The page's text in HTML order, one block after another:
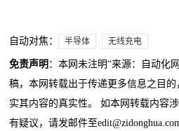
自动对焦： 半导体 无线充电
免责声明 ：本网未注明“来源：自动化
稿，本网转载出于传递更多信息之目
实其内容的真实性。 如本网转载内容
有疑议，请发邮件至